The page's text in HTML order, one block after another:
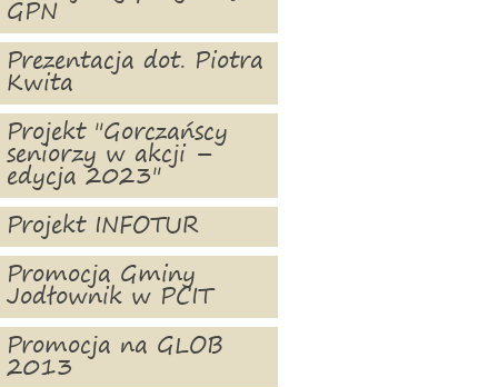
GPN
Prezentacja dot. Piotra
Kwita
Projekt "Gorczańscy
seniorzy w akcji –
edycja 2023"
Projekt INFOTUR
Promocja Gminy
Jodłownik w PCIT
Promocja na GLOB
2013